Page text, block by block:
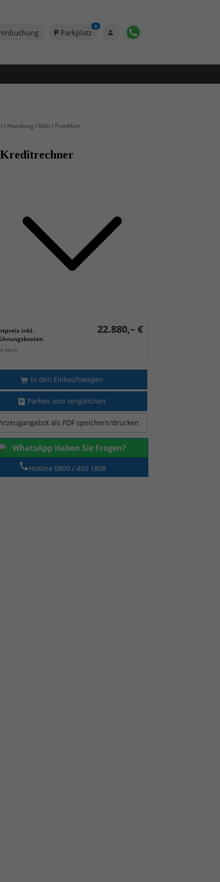
Parkplatz
0
/ Hamburg / Köln / Frankfurt
inkl.
22.880,– €
MwSt.
In den Einkaufswagen
Parken und vergleichen
als PDF speichern/drucken
WhatsApp Haben Sie Fragen?
Hotline 0800 / 400 1808